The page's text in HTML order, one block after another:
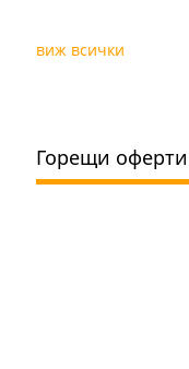
виж всички
Горещи оферти